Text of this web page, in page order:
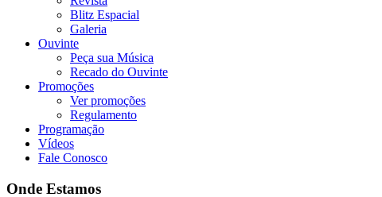
Blitz Espacial
Galeria
Ouvinte
Peça sua Música
Recado do Ouvinte
Promoções
Ver promoções
Regulamento
Programação
Vídeos
Fale Conosco
Onde Estamos